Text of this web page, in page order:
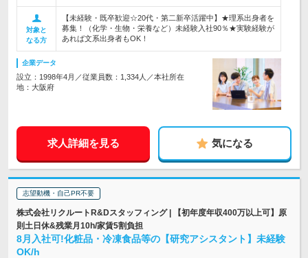
対象と
なる方
【未経験・既卒歓迎☆20代・第二新卒活躍中】★理系出身者を
募集！（化学・生物・栄養など）未経験入社90％★実験経験が
あれば文系出身者もOK！
企業データ
設立：1998年4月／従業員数：1,334人／本社所在
地：大阪府
求人詳細を見る 気になる
志望動機・自己PR不要
株式会社リクルートR&Dスタッフィング | 【初年度年収400万以上可】原
則土日休&残業月10h/家賃5割負担
8月入社可!化粧品・冷凍食品等の【研究アシスタント】未経験
OK/h